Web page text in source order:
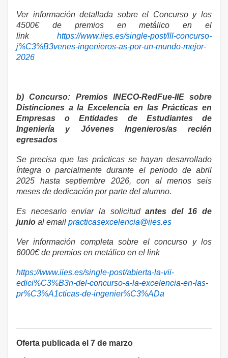
Ver información detallada sobre el Concurso y los
4500€ de premios en metálico en el
link https://www.iies.es/single-post/lll-concurso-
j%C3%B3venes-ingenieros-as-por-un-mundo-mejor-
2026
b) Concurso: Premios INECO-RedFue-IIE sobre
Distinciones a la Excelencia en las Prácticas en
Empresas o Entidades de Estudiantes de
Ingeniería y Jóvenes Ingenieros/as recién
egresados
Se precisa que las prácticas se hayan desarrollado
íntegra o parcialmente durante el periodo de abril
2025 hasta septiembre 2026, con al menos seis
meses de dedicación por parte del alumno.
Es necesario enviar la solicitudantes del 16 de
junio al email practicasexcelencia@iies.es
Ver información completa sobre el concurso y los
6000€ de premios en metálico en el link
https://www.iies.es/single-post/abierta-la-vii-
edici%C3%B3n-del-concurso-a-la-excelencia-en-las-
pr%C3%A1cticas-de-ingenier%C3%ADa
Oferta publicada el 7 de marzo